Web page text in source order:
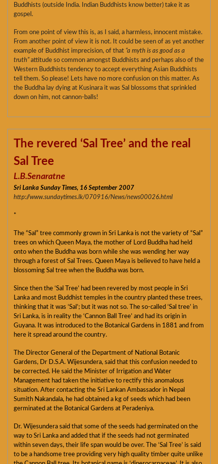
Buddhists (outside India. Indian Buddhists know better) take it as
gospel.
From one point of view this is, as I said, a harmless, innocent mistake.
From another point of view it is not. It could be seen of as yet another
example of Buddhist imprecision, of that “a myth is as good as a
truth” attitude so common amongst Buddhists and perhaps also of the
Western Buddhists tendency to accept everything Asian Buddhists
tell them. So please! Lets have no more confusion on this matter. As
the Buddha lay dying at Kusinara it was Sal blossoms that sprinkled
down on him, not cannon-balls!
The revered ‘Sal Tree’ and the real
Sal Tree
L.B.Senaratne
Sri Lanka Sunday Times, 16 September 2007
http://www.sundaytimes.lk/070916/News/news00026.html
*
The “Sal” tree commonly grown in Sri Lanka is not the variety of “Sal”
trees on which Queen Maya, the mother of Lord Buddha had held
onto when the Buddha was born while she was wending her way
through a forest of Sal Trees. Queen Maya is believed to have held a
blossoming Sal tree when the Buddha was born.
Since then the ‘Sal Tree’ had been revered by most people in Sri
Lanka and most Buddhist temples in the country planted these trees,
thinking that it was ‘Sal’; but it was not so. The so-called ‘Sal tree’ in
Sri Lanka, is in reality the ‘Cannon Ball Tree’ and had its origin in
Guyana. It was introduced to the Botanical Gardens in 1881 and from
here it spread around the country.
The Director General of the Department of National Botanic
Gardens, Dr D.S.A. Wijesundera, said that this confusion needed to
be corrected. He said the Minister of Irrigation and Water
Management had taken the initiative to rectify this anomalous
situation. After contacting the Sri Lankan Ambassador in Nepal
Sumith Nakandala, he had obtained a kg of seeds which had been
germinated at the Botanical Gardens at Peradeniya.
Dr. Wijesundera said that some of the seeds had germinated on the
way to Sri Lanka and added that if the seeds had not germinated
within seven days, their life span would be over. The ‘Sal Tree’ is said
to be a handsome tree providing very high quality timber quite unlike